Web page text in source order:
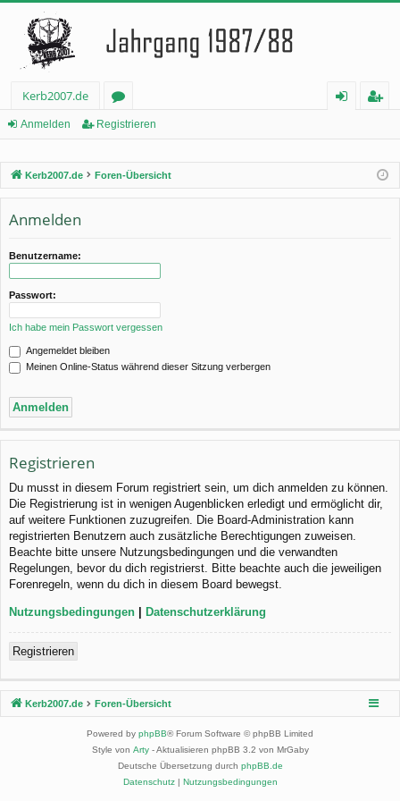
Kerb2007.de
or
rie
Anmelden Registrieren
Kerb2007.de Foren-Übersicht
Anmelden
Benutzername:
Passwort:
Ich habe mein Passwort vergessen
Angemeldet bleiben
Meinen Online-Status während dieser Sitzung verbergen
Registrieren
Du musst in diesem Forum registriert sein, um dich anmelden zu können.
Die Registrierung ist in wenigen Augenblicken erledigt und ermöglicht dir,
auf weitere Funktionen zuzugreifen. Die Board-Administration kann
registrierten Benutzern auch zusätzliche Berechtigungen zuweisen.
Beachte bitte unsere Nutzungsbedingungen und die verwandten
Regelungen, bevor du dich registrierst. Bitte beachte auch die jeweiligen
Forenregeln, wenn du dich in diesem Board bewegst.
Nutzungsbedingungen Datenschutzerklärung
Registrieren
Kerb2007.de Foren-Übersicht
Powered by phpBB® Forum Software © phpBB Limited
Style von Arty- Aktualisieren phpBB 3.2 von MrGaby
Deutsche Übersetzung durch phpBB.de
Datenschutz| Nutzungsbedingungen